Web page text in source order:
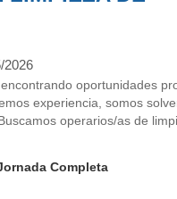
2026
oportunidades
experiencia, somos
operarios/as de
Completa